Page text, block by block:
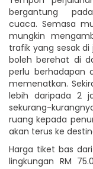
bergantung
cuaca. Semasa
mungkin
trafik yang sesak
boleh berehat di
perlu berhadapan
memenatkan.
lebih daripada 2
sekurang-
ruang kepada
akan terus ke
Harga tiket bas
lingkungan RM